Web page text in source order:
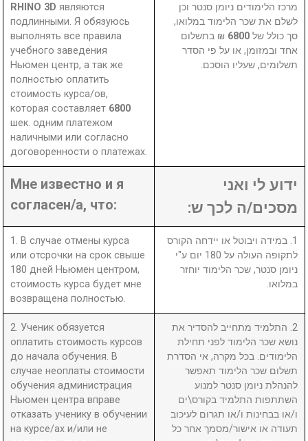
RHINO 3Dявляются
подлинными. Я обязуюсь
выполнять все правила
учебного заведения
Ньюмен центр, а так же
полностью оплатить
стоимость курса/ов,
которая составляет 6800
шек. одним платежом
наличными или согласно
договоренности о платежах.
מרכז הלימודים ניומן סנטר וכן
לשלם את שכר הלימוד במלואו,
סך כולל של 6800 ₪ בתשלום
אחד ובמזומן, או על פי הסדר
תשלומים, שעליו הוסכם.
Мне известно и я
согласен/а, что:
ידוע לי ואני
מסכים/ה לכך ש:
1. В случае отмены курса
или отсрочки на срок свыше
180 дней Ньюмен центром,
стоимость курса будет мне
возвращена полностью.
1. במידה ויבוטל או יידחה הקורס
לתקופה העולה על 180 יום ע"י
ניומן סנטר, שכר הלימוד יוחזר
במלואו.
2. Ученик обязуется
оплатить стоимость курсов
до начала обучения. В
случае неоплаты стоимости
обучения администрация
Ньюмен центра вправе
отказать ученику в обучении
на курсе/ах и/или не
2. התלמיד מתחייב להסדיר את
נושא שכר הלימוד לפני תחילת
הלימודים. בכל מקרה, אי הסדרת
תשלום שכר הלימוד תאפשר
להנהלת ניומן סנטר למנוע
השתתפות התלמיד בקורס\ים
ו/או בבחינות ו/או תגרום לעיכוב
תעודה או אישור/מסמך אחר כל